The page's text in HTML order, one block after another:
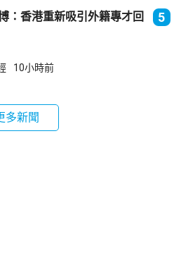
：香港重新吸引外籍專才回
5
10小時前
多新聞